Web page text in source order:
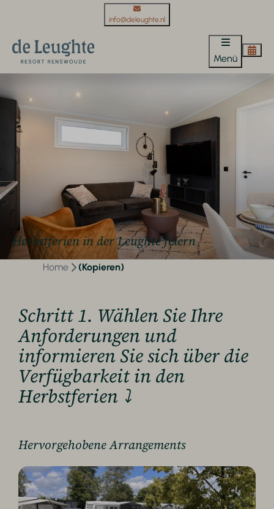
info@deleughte.nl
Menü
Herbstferien in der Leughte feiern
Home (Kopieren)
Schritt 1. Wählen Sie Ihre
Anforderungen und
informieren Sie sich über die
Verfügbarkeit in den
Herbstferien ⤵
Hervorgehobene Arrangements